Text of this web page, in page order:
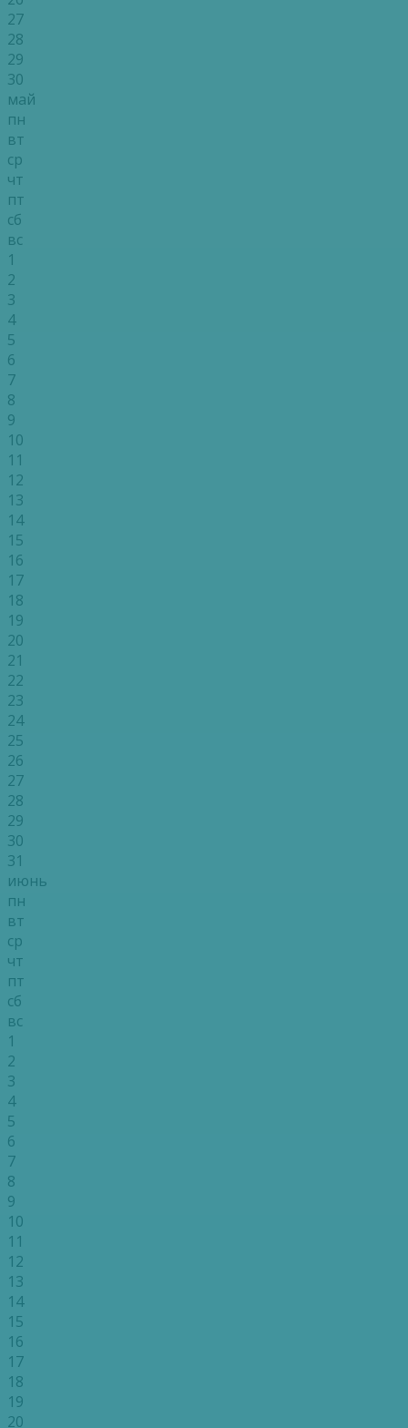
27
28
29
30
май
пн
вт
ср
чт
пт
сб
вс
1
2
3
4
5
6
7
8
9
10
11
12
13
14
15
16
17
18
19
20
21
22
23
24
25
26
27
28
29
30
31
июнь
пн
вт
ср
чт
пт
сб
вс
1
2
3
4
5
6
7
8
9
10
11
12
13
14
15
16
17
18
19
20